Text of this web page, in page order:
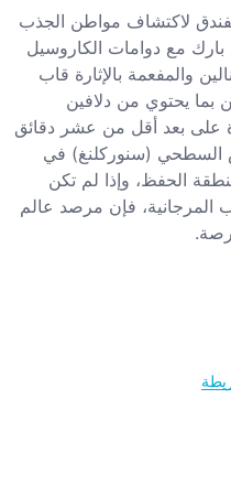
لاكتشاف مواطن الجذب
بارك مع دوامات الكاروسيل
والمفعمة بالإثارة قاب
بما يحتوي من دلافين
على بعد أقل من عشر دقائق
السطحي (سنوركلنغ) في
الحفظ، وإذا لم تكن
المرجانية، فإن مرصد عالم